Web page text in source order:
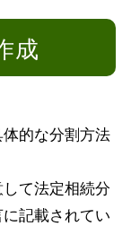
成
的な分割方法
て法定相続分
記載されてい